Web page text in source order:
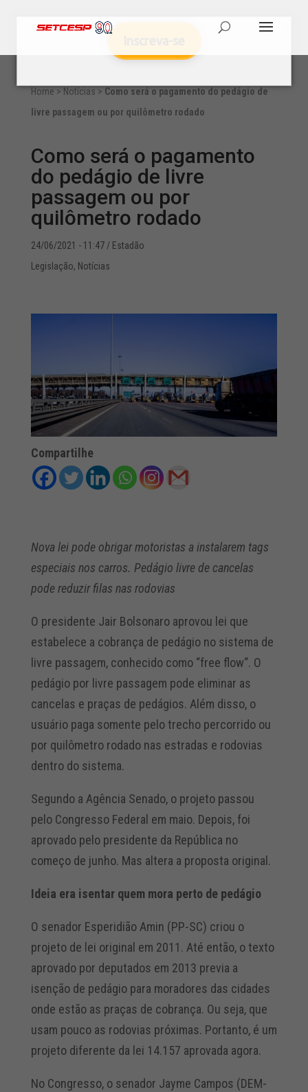
Home > Notícias > Como será o pagamento do pedágio de
livre passagem ou por quilômetro rodado
Como será o pagamento
do pedágio de livre
passagem ou por
quilômetro rodado
24/06/2021 - 11:47/ Estadão
Legislação, Notícias
Compartilhe
Nova lei pode obrigar motoristas a instalarem tags
especiais nos carros. Pedágio livre de cancelas
pode reduzir filas nas rodovias
O presidente Jair Bolsonaro aprovou lei que
estabelece a cobrança de pedágio no sistema de
livre passagem, conhecido como “free flow“. O
pedágio por livre passagem pode eliminar as
cancelas e praças de pedágios. Além disso, o
usuário paga somente pelo trecho percorrido ou
por quilômetro rodado nas estradas e rodovias
dentro do sistema.
Segundo a Agência Senado, o projeto passou
pelo Congresso Federal em maio. Depois, foi
aprovado pelo presidente da República no
começo de junho. Mas altera a proposta original.
Ideia era isentar quem mora perto de pedágio
O senador Esperidião Amin (PP-SC) criou o
projeto de lei original em 2011. Até então, o texto
aprovado por deputados em 2013 previa a
isenção de pedágio para moradores das cidades
onde estão as praças de cobrança. Ou seja, que
usam pouco as rodovias próximas. Portanto, é um
projeto diferente da lei 14.157 aprovada agora.
No Congresso, o senador Jayme Campos (DEM-